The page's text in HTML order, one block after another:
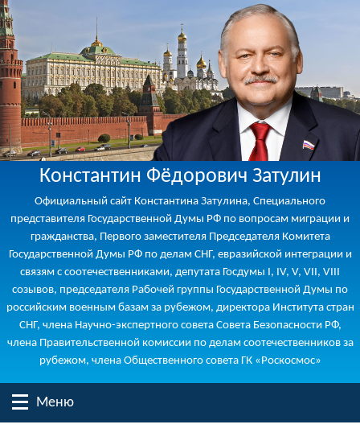
Константин Фёдорович Затулин
Официальный сайт Константина Затулина, Специального
представителя Государственной Думы РФ по вопросам миграции и
гражданства, Первого заместителя Председателя Комитета
Государственной Думы РФ по делам СНГ, евразийской интеграции и
связям с соотечественниками, депутата Госдумы I, IV, V, VII, VIII
созывов, председателя Рабочей группы Государственной Думы по
российским военным базам за рубежом, директора Института стран
СНГ, члена Научно-экспертного совета Совета Безопасности РФ,
члена Правительственной комиссии по делам соотечественников за
рубежом, члена Общественного совета ГК «Роскосмос»
Меню